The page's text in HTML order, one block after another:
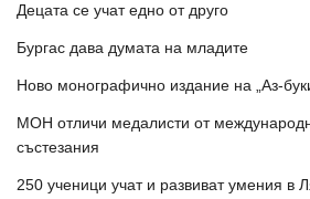
Децата се учат едно от друго
Бургас дава думата на младите
Ново монографично издание на „Аз-
МОН отличи медалисти от
състезания
250 ученици учат и развиват умения в